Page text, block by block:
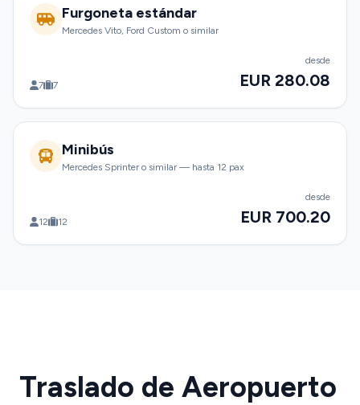
Furgoneta estándar
Mercedes Vito, Ford Custom o similar
7 7
desde
EUR 280.08
Minibús
Mercedes Sprinter o similar — hasta 12 pax
12 12
desde
EUR 700.20
Traslado de Aeropuerto